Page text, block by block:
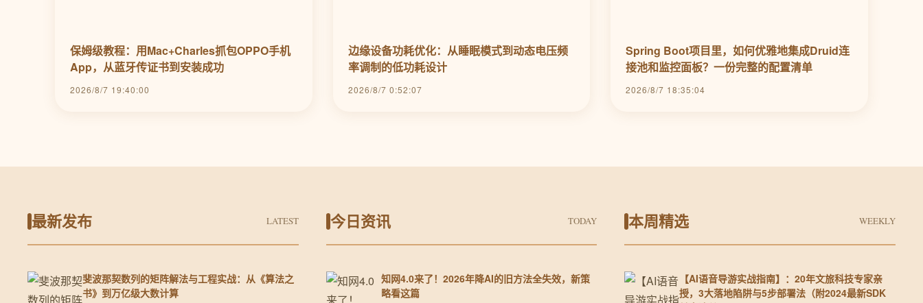
保姆级教程：用Mac+Charles抓包OPPO手机
App，从蓝牙传证书到安装成功
2026/8/7 19:40:00
边缘设备功耗优化：从睡眠模式到动态电压频
率调制的低功耗设计
2026/8/7 0:52:07
Spring Boot项目里，如何优雅地集成Druid连
接池和监控面板？一份完整的配置清单
2026/8/7 18:35:04
最新发布 LATEST
斐波那契数列的矩阵解法与工程实战：从《算法之
书》到万亿级大数计算
今日资讯 TODAY
知网4.0来了！2026年降AI的旧方法全失效，新策
略看这篇
本周精选 WEEKLY
【AI语音导游实战指南】：20年文旅科技专家亲
授，3大落地陷阱与5步部署法（附2024最新SDK